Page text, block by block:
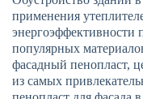
применения
популярных
фасадный пенопласт,
из самых